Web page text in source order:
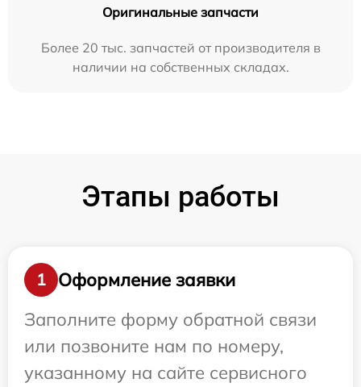
Оригинальные запчасти
Более 20 тыс. запчастей от производителя в
наличии на собственных складах.
Этапы работы
1
Оформление заявки
Заполните форму обратной связи
или позвоните нам по номеру,
указанному на сайте сервисного